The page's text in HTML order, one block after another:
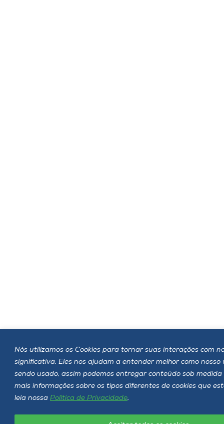
Nós utilizamos os Cookies para tornar suas interações com
significativa. Eles nos ajudam a entender melhor como nosso
sendo usado, assim podemos entregar conteúdo sob
mais informações sobre os tipos diferentes de cookies que
leia nossa Política de Privacidade.